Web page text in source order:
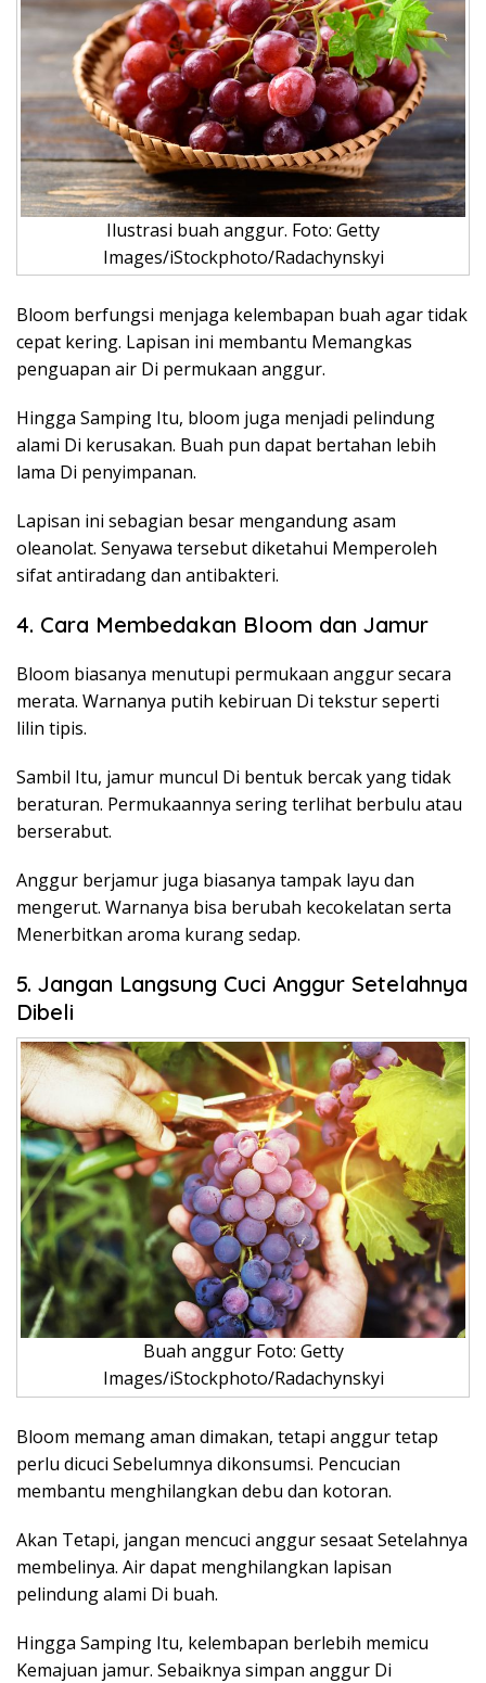
Ilustrasi buah anggur. Foto: Getty
Images/iStockphoto/Radachynskyi
Bloom berfungsi menjaga kelembapan buah agar tidak
cepat kering. Lapisan ini membantu Memangkas
penguapan air Di permukaan anggur.
Hingga Samping Itu, bloom juga menjadi pelindung
alami Di kerusakan. Buah pun dapat bertahan lebih
lama Di penyimpanan.
Lapisan ini sebagian besar mengandung asam
oleanolat. Senyawa tersebut diketahui Memperoleh
sifat antiradang dan antibakteri.
4. Cara Membedakan Bloom dan Jamur
Bloom biasanya menutupi permukaan anggur secara
merata. Warnanya putih kebiruan Di tekstur seperti
lilin tipis.
Sambil Itu, jamur muncul Di bentuk bercak yang tidak
beraturan. Permukaannya sering terlihat berbulu atau
berserabut.
Anggur berjamur juga biasanya tampak layu dan
mengerut. Warnanya bisa berubah kecokelatan serta
Menerbitkan aroma kurang sedap.
5. Jangan Langsung Cuci Anggur Setelahnya
Dibeli
Buah anggur Foto: Getty
Images/iStockphoto/Radachynskyi
Bloom memang aman dimakan, tetapi anggur tetap
perlu dicuci Sebelumnya dikonsumsi. Pencucian
membantu menghilangkan debu dan kotoran.
Akan Tetapi, jangan mencuci anggur sesaat Setelahnya
membelinya. Air dapat menghilangkan lapisan
pelindung alami Di buah.
Hingga Samping Itu, kelembapan berlebih memicu
Kemajuan jamur. Sebaiknya simpan anggur Di